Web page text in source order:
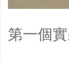
第一個